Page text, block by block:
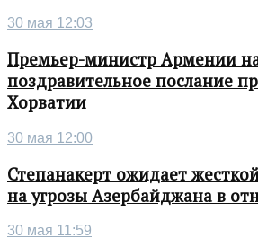
30 мая 12:03
Премьер-министр Армении
поздравительное послание
Хорватии
30 мая 12:00
Степанакерт ожидает
на угрозы Азербайджана в
30 мая 11:59